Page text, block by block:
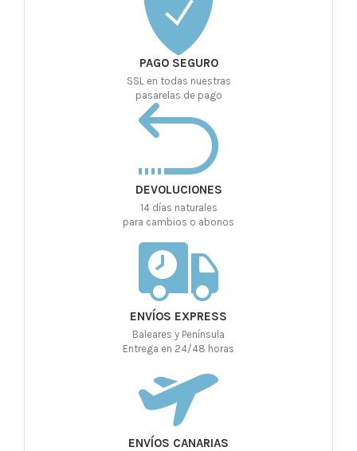
PAGO SEGURO
SSL en todas nuestras
pasarelas de pago
DEVOLUCIONES
14 días naturales
para cambios o abonos
ENVÍOS EXPRESS
Baleares y Península
Entrega en 24/48 horas
ENVÍOS CANARIAS